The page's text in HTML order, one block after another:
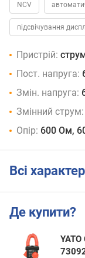
NCV
підсвічування
Пристрій:
Пост. напруга:
Змін. напруга:
Змінний струм:
Опір: 600 Ом,
Всі
Де купити?